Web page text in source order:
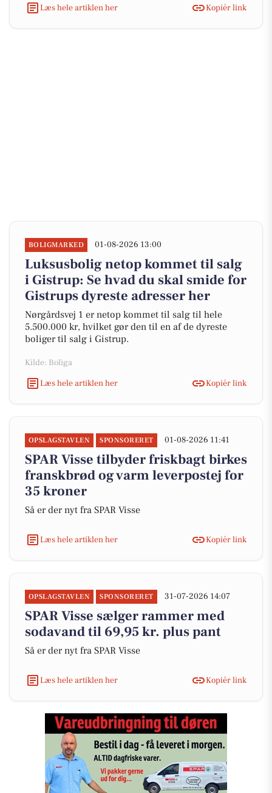
Læs hele artiklen her Kopiér link
BOLIGMARKED 01-08-2026 13:00
Luksusbolig netop kommet til salg
i Gistrup: Se hvad du skal smide for
Gistrups dyreste adresser her
Nørgårdsvej 1 er netop kommet til salg til hele
5.500.000 kr, hvilket gør den til en af de dyreste
boliger til salg i Gistrup.
Kilde: Boliga
Læs hele artiklen her
Kopiér link
OPSLAGSTAVLEN SPONSORERET 01-08-2026 11:41
SPAR Visse tilbyder friskbagt birkes
franskbrød og varm leverpostej for
35 kroner
Så er der nyt fra SPAR Visse
Læs hele artiklen her Kopiér link
OPSLAGSTAVLEN SPONSORERET 31-07-2026 14:07
SPAR Visse sælger rammer med
sodavand til 69,95 kr. plus pant
Så er der nyt fra SPAR Visse
Læs hele artiklen her Kopiér link